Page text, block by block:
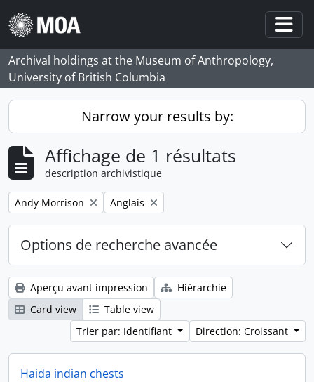
Skip to main content
Archival holdings at the Museum of Anthropology,
University of British Columbia
Narrow your results by:
Affichage de 1 résultats
description archivistique
Remove filter:
Andy Morrison Remove filter:
Anglais
Options de recherche avancée
Aperçu avant impression
Hiérarchie
Card view
Table view
Trier par: Identifiant
Direction: Croissant
Haida indian chests